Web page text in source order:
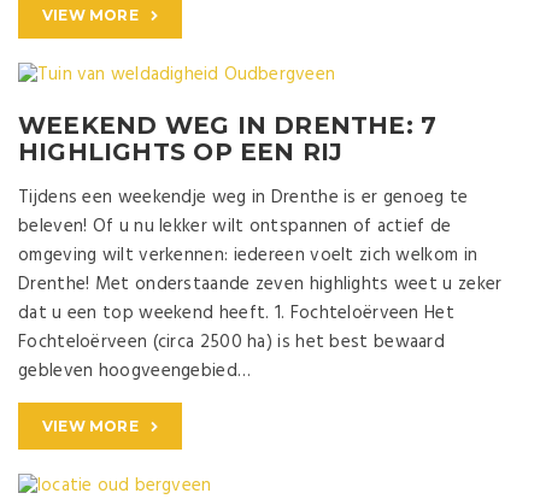
VIEW MORE
WEEKEND WEG IN DRENTHE: 7
HIGHLIGHTS OP EEN RIJ
Tijdens een weekendje weg in Drenthe is er genoeg te
beleven! Of u nu lekker wilt ontspannen of actief de
omgeving wilt verkennen: iedereen voelt zich welkom in
Drenthe! Met onderstaande zeven highlights weet u zeker
dat u een top weekend heeft. 1. Fochteloërveen Het
Fochteloërveen (circa 2500 ha) is het best bewaard
gebleven hoogveengebied…
VIEW MORE